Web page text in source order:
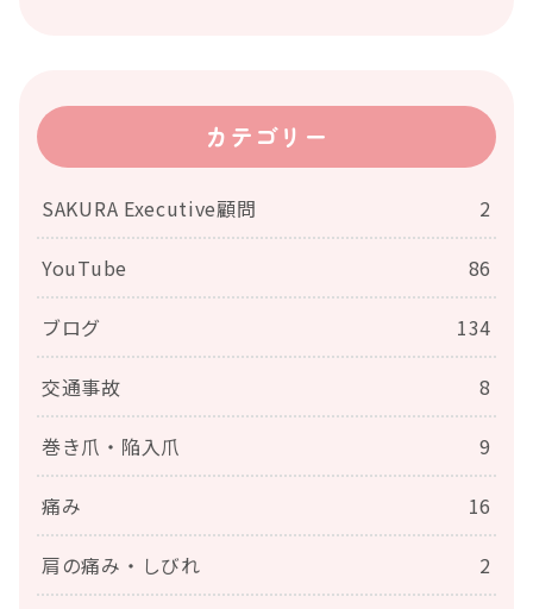
カテゴリー
SAKURA Executive顧問 2
YouTube 86
ブログ 134
交通事故 8
巻き爪・陥入爪 9
痛み 16
肩の痛み・しびれ 2